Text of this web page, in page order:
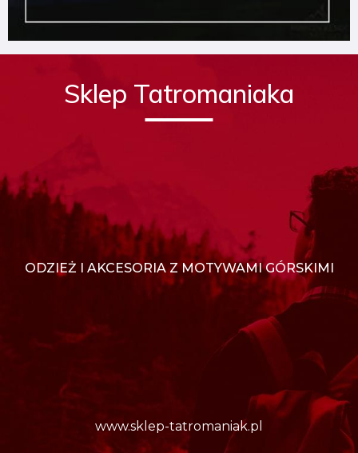
Sklep Tatromaniaka
ODZIEŻ I AKCESORIA Z MOTYWAMI GÓRSKIMI
www.sklep-tatromaniak.pl